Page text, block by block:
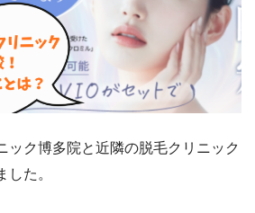
ック博多院と近隣の脱毛クリニック
した。